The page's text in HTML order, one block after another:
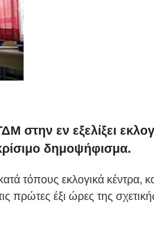
στην εν εξελίξει
δημοψήφισμα.
τόπους εκλογικά κέντρα,
πρώτες έξι ώρες της